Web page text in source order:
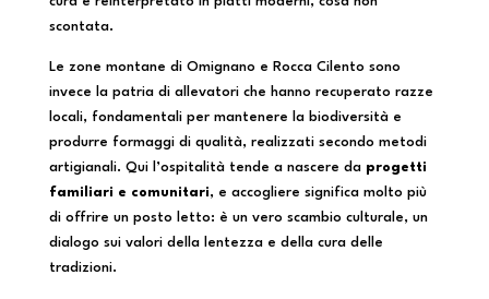
scontata.
Le zone montane di Omignano e Rocca Cilento sono
invece la patria di allevatori che hanno recuperato razze
locali, fondamentali per mantenere la biodiversità e
produrre formaggi di qualità, realizzati secondo metodi
artigianali. Qui l’ospitalità tende a nascere da progetti
familiari e comunitari, e accogliere significa molto più
di offrire un posto letto: è un vero scambio culturale, un
dialogo sui valori della lentezza e della cura delle
tradizioni.